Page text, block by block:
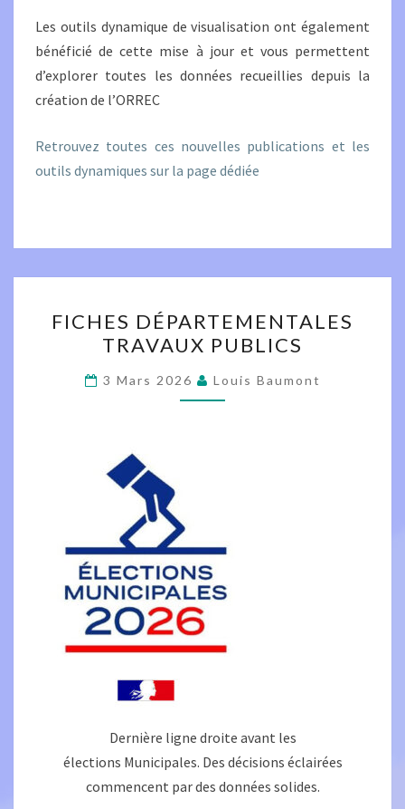
Les outils dynamique de visualisation ont également
bénéficié de cette mise à jour et vous permettent
d’explorer toutes les données recueillies depuis la
création de l’ORREC
Retrouvez toutes ces nouvelles publications et les
outils dynamiques sur la page dédiée
DÉPARTEMENTALES
TRAVAUX
PUBLICS
FICHES DÉPARTEMENTALES
TRAVAUX PUBLICS
3 Mars 2026 Louis Baumont
Dernière ligne droite avant les
élections Municipales. Des décisions éclairées
commencent par des données solides.